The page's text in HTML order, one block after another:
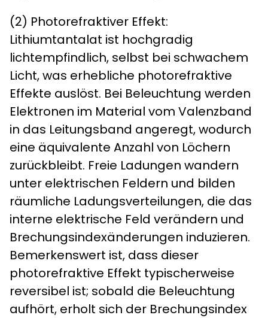
​​(2) Photorefraktiver Effekt​​:
Lithiumtantalat ist hochgradig
lichtempfindlich, selbst bei schwachem
Licht, was erhebliche photorefraktive
Effekte auslöst. Bei Beleuchtung werden
Elektronen im Material vom Valenzband
in das Leitungsband angeregt, wodurch
eine äquivalente Anzahl von Löchern
zurückbleibt. Freie Ladungen wandern
unter elektrischen Feldern und bilden
räumliche Ladungsverteilungen, die das
interne elektrische Feld verändern und
Brechungsindexänderungen induzieren.
Bemerkenswert ist, dass dieser
photorefraktive Effekt typischerweise
reversibel ist; sobald die Beleuchtung
aufhört, erholt sich der Brechungsindex